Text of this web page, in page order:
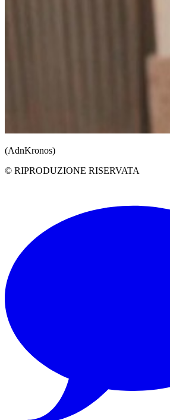
(AdnKronos)
© RIPRODUZIONE RISERVATA